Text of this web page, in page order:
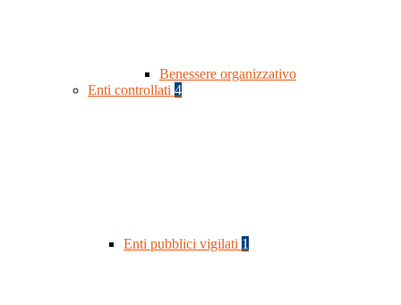
Benessere organizzativo
Enti controllati 4
Enti pubblici vigilati 1